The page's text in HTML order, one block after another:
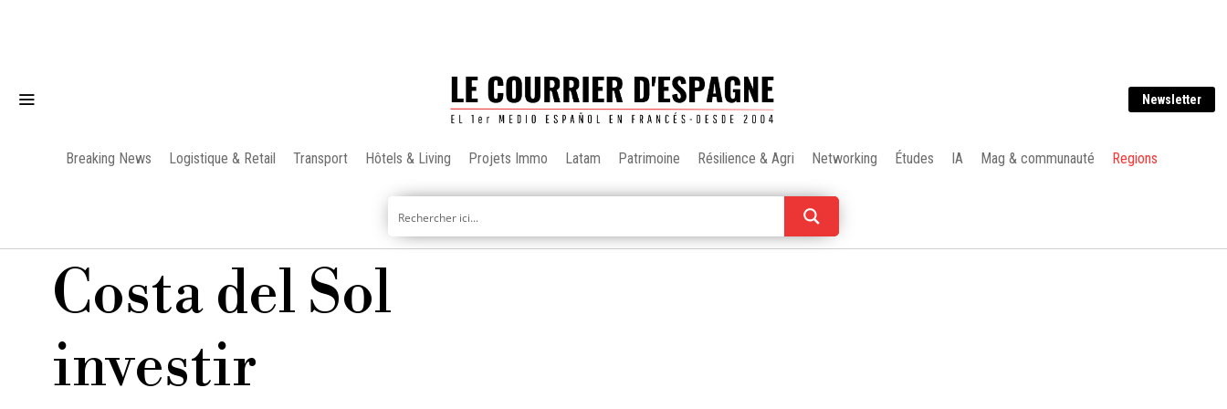
Newsletter
Breaking News Logistique & Retail Transport Hôtels & Living Projets Immo Latam Patrimoine Résilience & Agri Networking Études IA Mag & communauté Regions
Costa del Sol
investir